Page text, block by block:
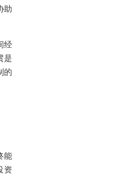
助
经
是
的
能
资